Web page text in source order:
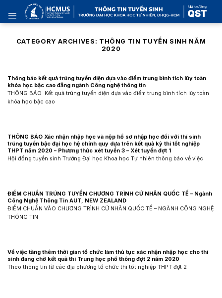
content
CATEGORY ARCHIVES: THÔNG TIN TUYỂN SINH NĂM
2020
Thông báo kết quả trúng tuyển diện dựa vào điểm trung bình tích lũy toàn
khóa học bậc cao đẳng ngành Công nghệ thông tin
THÔNG BÁO Kết quả trúng tuyển diện dựa vào điểm trung bình tích lũy toàn
khóa học bậc cao
THÔNG BÁO Xác nhận nhập học và nộp hồ sơ nhập học đối với thí sinh
trúng tuyển bậc đại học hệ chính quy dựa trên kết quả kỳ thi tốt nghiệp
THPT năm 2020 – Phương thức xét tuyển 3 – Xét tuyển đợt 1
Hội đồng tuyển sinh Trường Đại học Khoa học Tự nhiên thông báo về việc
ĐIỂM CHUẨN TRÚNG TUYỂN CHƯƠNG TRÌNH CỬ NHÂN QUỐC TẾ – Ngành
Công Nghệ Thông Tin AUT, NEW ZEALAND
ĐIỂM CHUẨN VÀO CHƯƠNG TRÌNH CỬ NHÂN QUỐC TẾ – NGÀNH CÔNG NGHỆ
THÔNG TIN
Về việc tăng thêm thời gian tổ chức làm thủ tục xác nhận nhập học cho thí
sinh đang chờ kết quả thi Trung học phổ thông đợt 2 năm 2020
Theo thông tin từ các địa phương tổ chức thi tốt nghiệp THPT đợt 2